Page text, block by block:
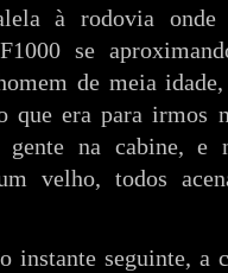
à rodovia
se
de meia
que era para irmos
gente na cabine, e
velho, todos
seguinte, a